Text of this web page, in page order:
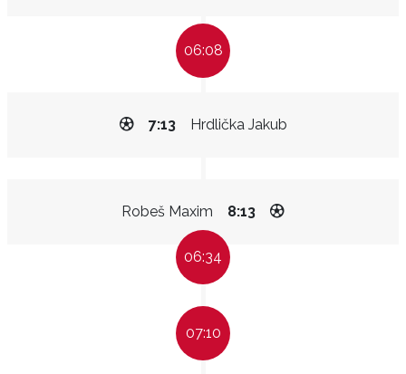
06:08
Hrdlička Jakub
7:13
Robeš Maxim 8:13
06:34
07:10